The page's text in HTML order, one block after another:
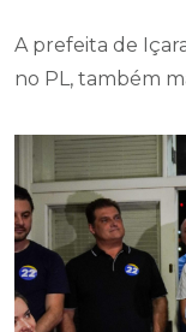
A prefeita de
no PL, também